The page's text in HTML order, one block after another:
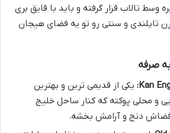
وسط تالاب قرار گرفته و باید با قایق بری
تایلندی و سنتی رو تو یه فضای هیجان
صرفه
Kan یکی از قدیمی ترین و بهترین
و محلی پوکته که کنار ساحل خلیج
فضاش دنج و آرامش بخشه.